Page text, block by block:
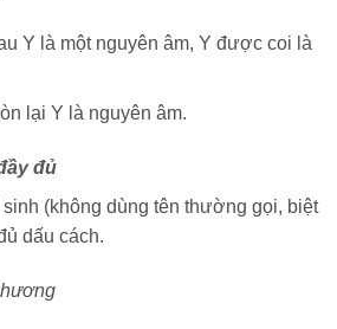
Y là một nguyên âm, Y được coi là
lại Y là nguyên âm.
đủ
(không dùng tên thường gọi, biệt
dấu cách.